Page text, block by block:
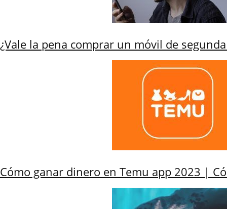
¿Vale la pena comprar un móvil de
Cómo ganar dinero en Temu app 2023 |